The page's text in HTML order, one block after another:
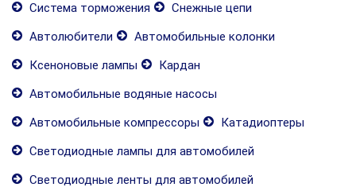
Система торможения
Снежные цепи
Автолюбители
Автомобильные колонки
Ксеноновые лампы
Кардан
Автомобильные водяные насосы
Автомобильные компрессоры
Катадиоптеры
Светодиодные лампы для автомобилей
Светодиодные ленты для автомобилей